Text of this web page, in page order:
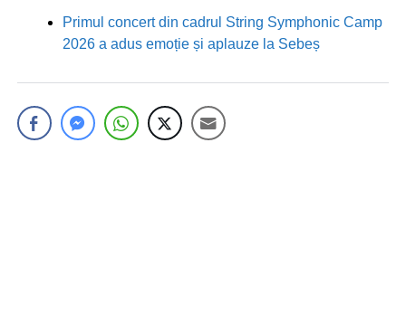
Primul concert din cadrul String Symphonic Camp
2026 a adus emoție și aplauze la Sebeș